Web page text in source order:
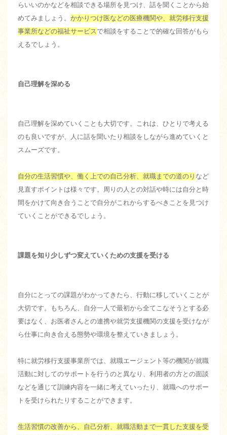
らいいのかなどを相談できる場所を見つけ、話を聞くことから始
めてみましょう。 かかりつけ医などの医療機関や、就労移行支援
事業所などの福祉サービス で相談をすることで的確な回答がもら
えるでしょう。
自己理解を深める
自己理解を深めていくことも大切です。これは、ひとりで考える
のも良いですが、人に話を聞いたり相談をしながら進めていくと
スムーズです。
自分の生活習慣や、働く上での自己分析、就職までの道のり など
見直すポイントは様々です。周りの人との対話や時には自分と時
間をかけて向き合うことで自分がこれからするべきことを見つけ
ていくことができるでしょう。
課題を知り少しずつ変えていくための支援を受ける
自分にとっての課題がわかってきたら、行動に移していくことが
大切です。もちろん、自分一人で最初から全てこなそうとする必
要はなく、お医者さんとの連携や就労支援機関の支援を受けなが
ら仕事に向き合える態勢や環境を整えていきましょう。
特に就労移行支援事業所では、就職エージェント等の機関が就職
活動に対してのサポートを行うのと異なり、利用者の方との面談
などを通じて訓練内容を一緒に考えていったり、就職へのサポー
トを受けられたりすることができます。
生活習慣の改善から、自己分析、就職活動まで一貫した支援を受